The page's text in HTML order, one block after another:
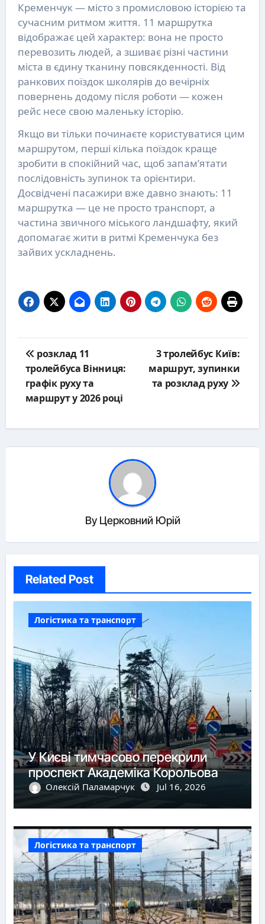
Кременчук — місто з промисловою історією та
сучасним ритмом життя. 11 маршрутка
відображає цей характер: вона не просто
перевозить людей, а зшиває різні частини
міста в єдину тканину повсякденності. Від
ранкових поїздок школярів до вечірніх
повернень додому після роботи — кожен
рейс несе свою маленьку історію.
Якщо ви тільки починаєте користуватися цим
маршрутом, перші кілька поїздок краще
зробити в спокійний час, щоб запам’ятати
послідовність зупинок та орієнтири.
Досвідчені пасажири вже давно знають: 11
маршрутка — це не просто транспорт, а
частина звичного міського ландшафту, який
допомагає жити в ритмі Кременчука без
зайвих ускладнень.
navigation
розклад 11
тролейбуса Вінниця:
графік руху та
маршрут у 2026 році
3 тролейбус Київ:
маршрут, зупинки
та розклад руху
By Церковний Юрій
Related Post
Логістика та транспорт
У Києві тимчасово перекрили
проспект Академіка Корольова
Олексій Паламарчук Jul 16, 2026
Логістика та транспорт